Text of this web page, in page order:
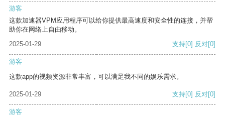
游客
这款加速器VPM应用程序可以给你提供最高速度和安全性的连接，并帮
助你在网络上自由移动。
2025-01-29
支持[0] 反对[0]
游客
这款app的视频资源非常丰富，可以满足我不同的娱乐需求。
2025-01-29 支持[0] 反对[0]
游客